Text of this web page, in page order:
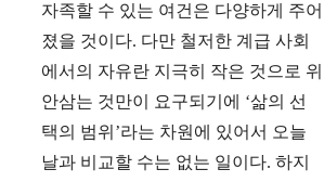
자족할 수 있는 여건은 다양하게 주어
졌을 것이다. 다만 철저한 계급 사회
에서의 자유란 지극히 작은 것으로 위
안삼는 것만이 요구되기에 ‘삶의 선
택의 범위’라는 차원에 있어서 오늘
날과 비교할 수는 없는 일이다. 하지